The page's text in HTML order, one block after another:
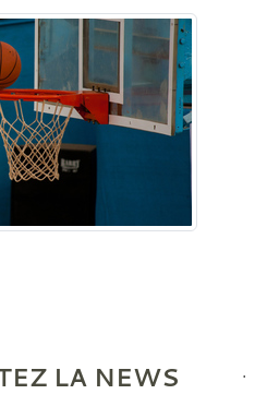
LA NEWS